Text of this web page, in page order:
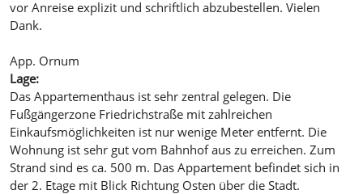
vor Anreise explizit und schriftlich abzubestellen. Vielen
Dank.
App. Ornum
Lage:
Das Appartementhaus ist sehr zentral gelegen. Die
Fußgängerzone Friedrichstraße mit zahlreichen
Einkaufsmöglichkeiten ist nur wenige Meter entfernt. Die
Wohnung ist sehr gut vom Bahnhof aus zu erreichen. Zum
Strand sind es ca. 500 m. Das Appartement befindet sich in
der 2. Etage mit Blick Richtung Osten über die Stadt.